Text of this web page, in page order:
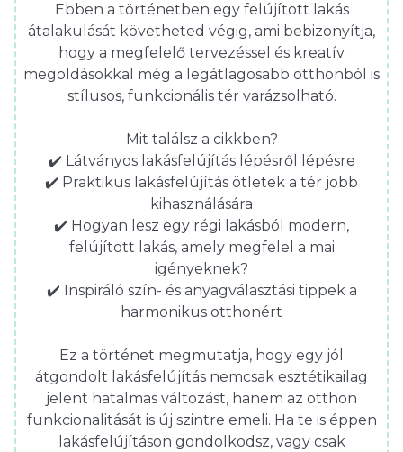
Ebben a történetben egy felújított lakás
átalakulását követheted végig, ami bebizonyítja,
hogy a megfelelő tervezéssel és kreatív
megoldásokkal még a legátlagosabb otthonból is
stílusos, funkcionális tér varázsolható.
Mit találsz a cikkben?
✔️ Látványos lakásfelújítás lépésről lépésre
✔️ Praktikus lakásfelújítás ötletek a tér jobb
kihasználására
✔️ Hogyan lesz egy régi lakásból modern,
felújított lakás, amely megfelel a mai
igényeknek?
✔️ Inspiráló szín- és anyagválasztási tippek a
harmonikus otthonért
Ez a történet megmutatja, hogy egy jól
átgondolt lakásfelújítás nemcsak esztétikailag
jelent hatalmas változást, hanem az otthon
funkcionalitását is új szintre emeli. Ha te is éppen
lakásfelújításon gondolkodsz, vagy csak